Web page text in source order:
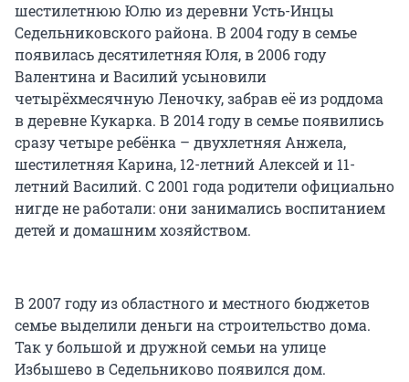
шестилетнюю Юлю из деревни Усть-Инцы
Седельниковского района. В 2004 году в семье
появилась десятилетняя Юля, в 2006 году
Валентина и Василий усыновили
четырёхмесячную Леночку, забрав её из роддома
в деревне Кукарка. В 2014 году в семье появились
сразу четыре ребёнка – двухлетняя Анжела,
шестилетняя Карина, 12-летний Алексей и 11-
летний Василий. С 2001 года родители официально
нигде не работали: они занимались воспитанием
детей и домашним хозяйством.
В 2007 году из областного и местного бюджетов
семье выделили деньги на строительство дома.
Так у большой и дружной семьи на улице
Избышево в Седельниково появился дом.